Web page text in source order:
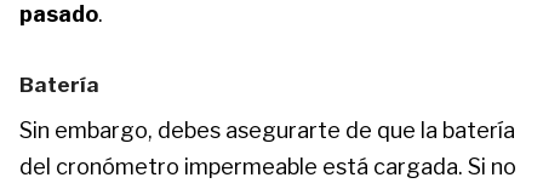
pasado.
Batería
Sin embargo, debes asegurarte de que la batería
del cronómetro impermeable está cargada. Si no